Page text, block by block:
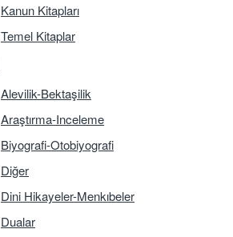
Kanun Kitapları
Temel Kitaplar
Alevilik-Bektaşilik
Araştırma-Inceleme
Biyografi-Otobiyografi
Diğer
Dini Hikayeler-Menkıbeler
Dualar